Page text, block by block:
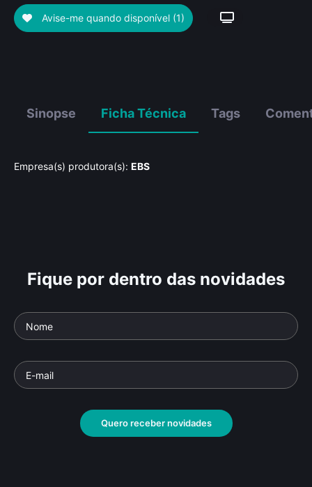
Avise-me quando disponível (1)
Sinopse Ficha Técnica Tags
Empresa(s) produtora(s): EBS
Fique por dentro das novidades
Quero receber novidades